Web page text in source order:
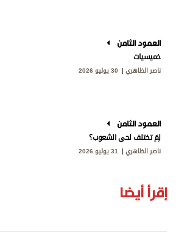
العمود الثامن
خميسيات
ناصر الظاهري 30 يوليو 2026
العمود الثامن
لِمَ تختلف لحى الشعوب؟
ناصر الظاهري 31 يوليو 2026
إقرأ أيضا